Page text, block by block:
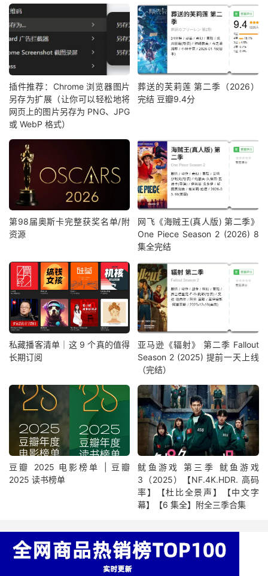
插件推荐：Chrome 浏览器图片
另存为扩展（让你可以轻松地将
网页上的图片另存为 PNG、JPG
或 WebP 格式）
葬送的芙莉莲 第二季（2026）
完结 豆瓣9.4分
第98届奥斯卡完整获奖名单/附
资源
网飞《海贼王(真人版) 第二季》
One Piece Season 2 (2026) 8
集全完结
私藏播客清单｜这 9 个真的值得
长期订阅
亚马逊《辐射》 第二季 Fallout
Season 2 (2025) 提前一天上线
（完结）
豆瓣 2025 电影榜单 | 豆瓣
2025 读书榜单
鱿鱼游戏 第三季 鱿鱼游戏
3（2025）【NF.4K.HDR. 高码
率】【杜比全景声】【中文字
幕】【6 集全】附全三季合集